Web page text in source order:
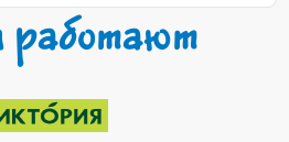
работают